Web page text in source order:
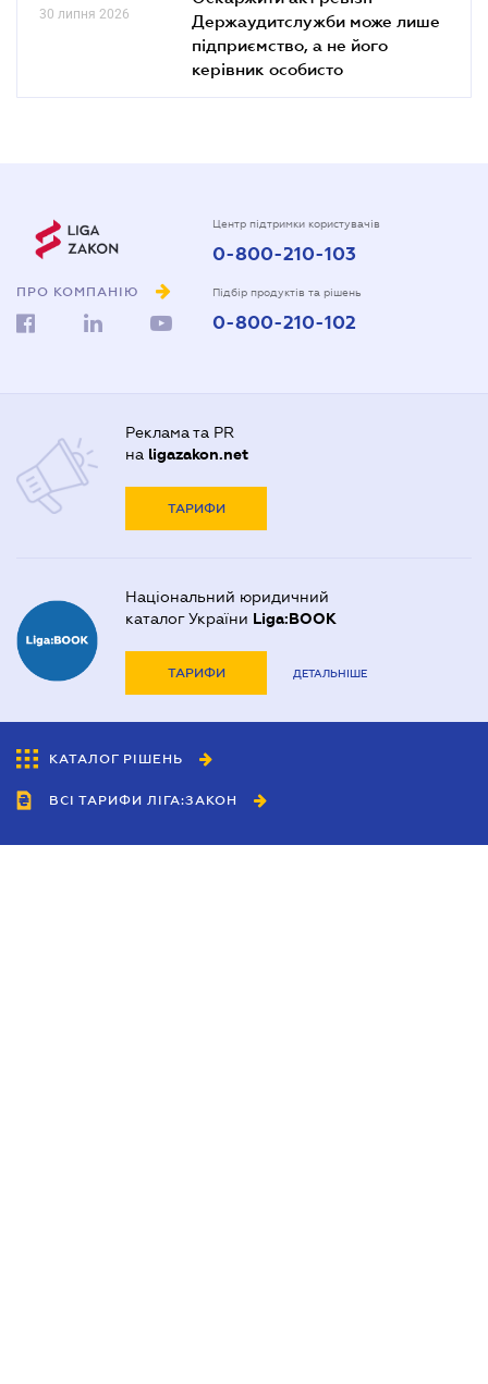
30 липня 2026
Держаудитслужби може лише
підприємство, а не його
керівник особисто
ПРО КОМПАНІЮ
Центр підтримки користувачів
0-800-210-103
Підбір продуктів та рішень
0-800-210-102
Реклама та PR
на ligazakon.net
ТАРИФИ
Національний юридичний
каталог України Liga:BOOK
ТАРИФИ ДЕТАЛЬНІШЕ
КАТАЛОГ РІШЕНЬ
ВСІ ТАРИФИ ЛІГА:ЗАКОН